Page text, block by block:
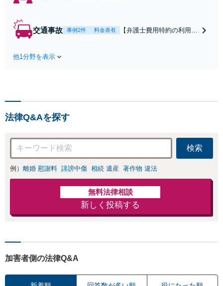
合意してしまう前にご
交通事故 事例2件 料金表有
【弁護士費用特約の利用＆
は損をしてしまうかもしれ
他1分野を表示
法律Q&Aを探す
検索
例） 離婚 慰謝料 誹謗中傷 相続 遺産 著作物 違法
無料法律相談
新しく投稿する
加害者側の法律Q&A